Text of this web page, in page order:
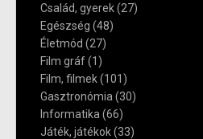
Család, gyerek(27)
Egészség (48)
Életmód (27)
Film gráf(1)
Film, filmek(101)
Gasztronómia (30)
Informatika (66)
Játék, játékok(33)